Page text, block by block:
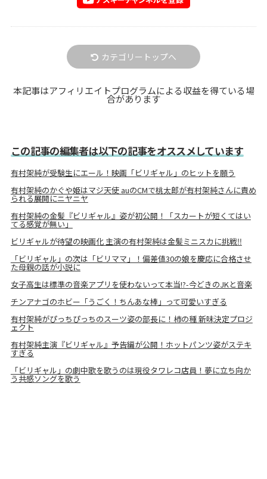
カテゴリートップへ
本記事はアフィリエイトプログラムによる収益を得ている場
合があります
この記事の編集者は以下の記事をオススメしています
有村架純が受験生にエール！映画「ビリギャル」のヒットを願う
有村架純のかぐや姫はマジ天使 auのCMで桃太郎が有村架純さんに責め
られる展開にニヤニヤ
有村架純の金髪『ビリギャル』姿が初公開！「スカートが短くてはい
てる感覚が無い」
ビリギャルが待望の映画化 主演の有村架純は金髪ミニスカに挑戦‼
「ビリギャル」の次は「ビリママ」！偏差値30の娘を慶応に合格させ
た母親の話が小説に
女子高生は標準の音楽アプリを使わないって本当!?-今どきのJKと音楽
チンアナゴのホビー「うごく！ちんあな棒」って可愛いすぎる
有村架純がぴっちぴっちのスーツ姿の部長に！柿の種 新味決定プロジ
ェクト
有村架純主演『ビリギャル』予告編が公開！ホットパンツ姿がステキ
すぎる
「ビリギャル」の劇中歌を歌うのは現役タワレコ店員！夢に立ち向か
う共感ソングを歌う